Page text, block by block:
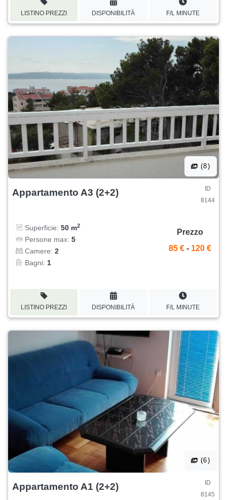
LISTINO PREZZI DISPONIBILITÀ F/L MINUTE
(8)
Appartamento A3 (2+2)
ID
8144
Superficie: 50 m2
Persone max: 5
Camere: 2
Bagni: 1
Prezzo
85 € - 120 €
LISTINO PREZZI DISPONIBILITÀ F/L MINUTE
(6)
Appartamento A1 (2+2)
ID
8145